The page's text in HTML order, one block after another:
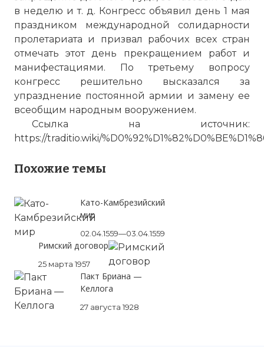
в неделю и т. д. Конгресс объявил день 1 мая
праздником международной солидарности
пролетариата и призвал рабочих всех стран
отмечать этот день прекращением работ и
манифестациями. По третьему вопросу
конгресс решительно высказался за
упразднение постоянной армии и замену ее
всеобщим народным вооружением.
Ссылка на источник:
https://traditio.wiki/
Похожие темы
Като-Камбрезийский
мир
02.04.1559—03.04.1559
Римский договор
25 марта 1957
Пакт Бриана —
Келлога
27 августа 1928